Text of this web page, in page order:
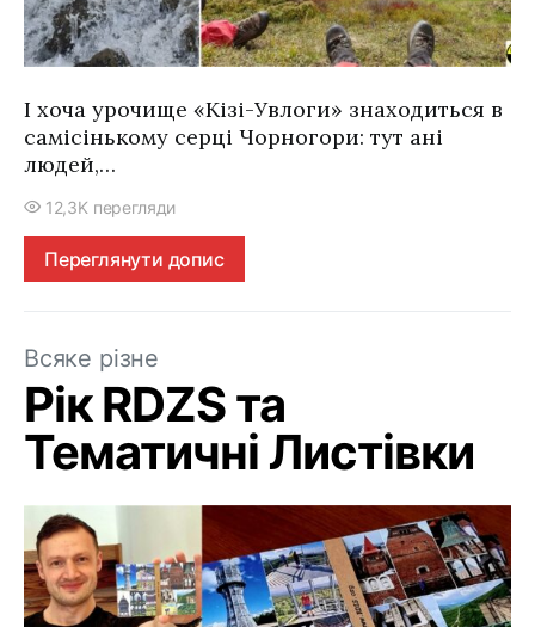
І хоча урочище «Кізі-Увлоги» знаходиться в
самісінькому серці Чорногори: тут ані
людей,…
12,3K перегляди
Переглянути допис
Всяке різне
Рік RDZS та
Тематичні Листівки